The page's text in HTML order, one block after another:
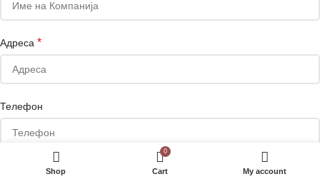
Адреса *
Телефон
Сакате да добивате маркетинг понуди на е-маил или Viber?
Shop
0
Cart My account